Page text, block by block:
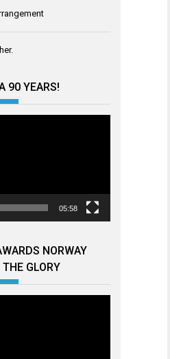
her.
90 YEARS!
05:58
NORWAY
GLORY